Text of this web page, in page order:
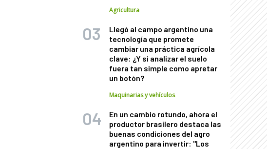
Agricultura
Llegó al campo argentino una
tecnología que promete
cambiar una práctica agrícola
clave: ¿Y si analizar el suelo
fuera tan simple como apretar
un botón?
Maquinarias y vehículos
En un cambio rotundo, ahora el
productor brasilero destaca las
buenas condiciones del agro
argentino para invertir: "Los